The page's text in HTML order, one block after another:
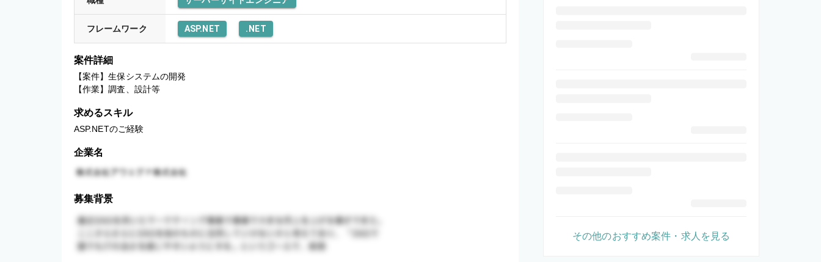
フレームワーク ASP.NET .NET
案件詳細
【案件】生保システムの開発
【作業】調査、設計等
求めるスキル
ASP.NETのご経験
企業名
募集背景
その他のおすすめ案件・求人を見る